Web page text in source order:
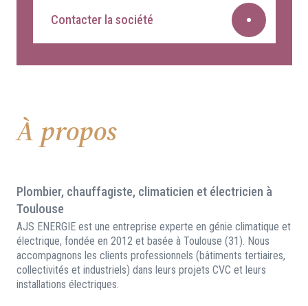
Contacter la société
À propos
Plombier, chauffagiste, climaticien et électricien à
Toulouse
AJS ENERGIE est une entreprise experte en génie climatique et
électrique, fondée en 2012 et basée à Toulouse (31). Nous
accompagnons les clients professionnels (bâtiments tertiaires,
collectivités et industriels) dans leurs projets CVC et leurs
installations électriques.